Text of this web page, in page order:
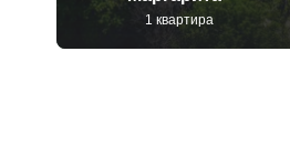
1 квартира